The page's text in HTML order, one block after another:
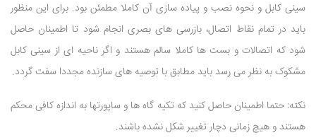
سینی کابل و نحوه نصب و پیاده سازی آن کاملا مطمئن بود. برای این منظور
باید در تمام نقاط اتصال، بازرسی های بصری انجام شود تا اطمینان حاصل
شود که اتصالات و بست ها کاملا سالم هستند و اگر ناحیه ای از سینی کابل
مشکوک به نظر می رسد باید مطابق با توصیه های سازنده مجددا سفت گردد.
نکته: حتما اطمینان حاصل کنید که تکیه گاه ها و ساپورتها به اندازه کافی محکم
هستند و هیچ زمانی دچار تغییر شکل نشده باشند.